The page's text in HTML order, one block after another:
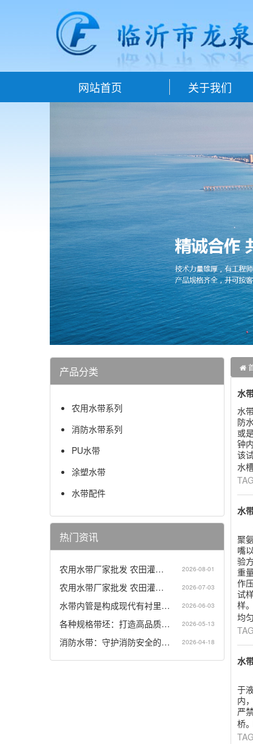
网站首页 关于我们
产品分类
农用水带系列
消防水带系列
PU水带
涂塑水带
水带配件
热门资讯
农用水带厂家批发 农田灌… 2026-08-01
农用水带厂家批发 农田灌… 2026-07-03
水带内管是构成现代有衬里… 2026-06-03
各种规格带坯：打造高品质… 2026-05-13
消防水带：守护消防安全的… 2026-04-18
水
水
防
或
钟
该
水
水
聚
嘴
验
重
作
试
样
均
水
于
内
严
桥